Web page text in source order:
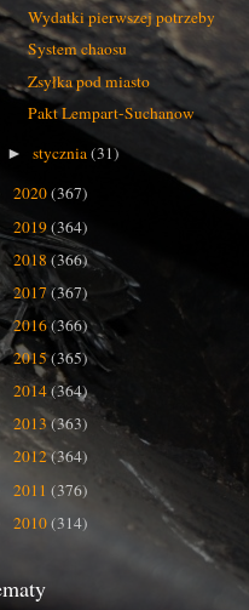
Wydatki pierwszej potrzeby
System chaosu
Zsyłka pod miasto
Pakt Lempart-Suchanow
►stycznia(31)
2020(367)
2019(364)
2018 (366)
2017 (367)
2016(366)
2015(365)
2014(364)
2013(363)
2012(364)
2011 (376)
2010(314)